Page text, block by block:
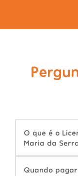
O que é o
Maria da
Quando